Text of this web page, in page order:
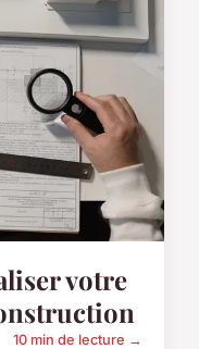
votre
10 min de lecture →